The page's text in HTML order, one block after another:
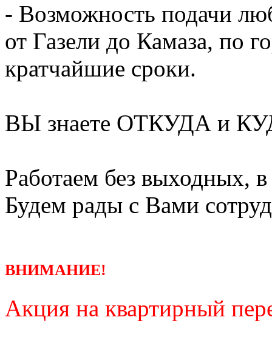
- Возможность подачи
от Газели до Камаза, по
кратчайшие сроки.
ВЫ знаете ОТКУДА и
Работаем без выходных,
Будем рады с Вами
ВНИМАНИЕ!
Акция на квартирный